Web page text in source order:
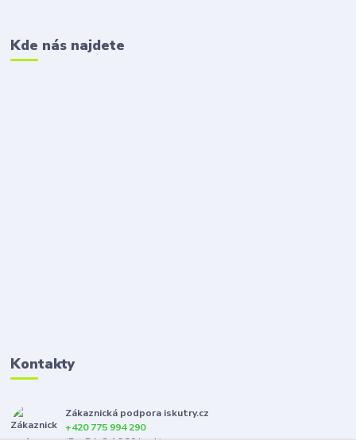
Kde nás najdete
Kontakty
Zákaznická podpora iskutry.cz
+420 775 994 290